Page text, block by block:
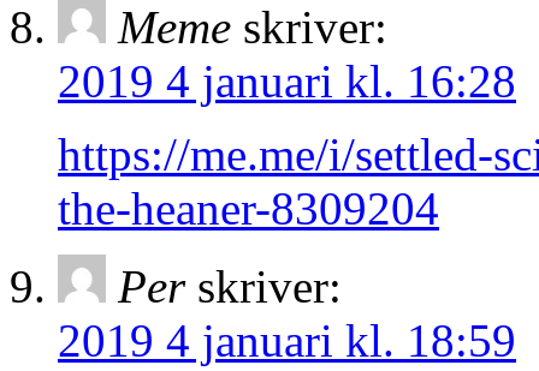
Meme skriver:
2019 4 januari kl. 16:28
https://me.me/i/settled-
the-heaner-8309204
Per skriver:
2019 4 januari kl. 18:59